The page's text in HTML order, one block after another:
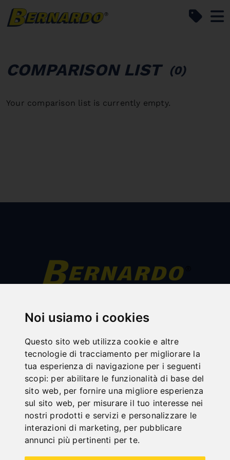
Noi usiamo i cookies
Questo sito web utilizza cookie e altre
tecnologie di tracciamento per migliorare la
tua esperienza di navigazione per i seguenti
scopi: per abilitare le funzionalità di base del
sito web, per fornire una migliore esperienza
sul sito web, per misurare il tuo interesse nei
nostri prodotti e servizi e personalizzare le
interazioni di marketing, per pubblicare
annunci più pertinenti per te.
COMPARISON LIST (0)
Your comparison list is currently empty.
Metallo
Trasporto
Lavorazione lamiera
Sale
Dispositivi di protezione per fresatrici
Compressore
Stabilimento